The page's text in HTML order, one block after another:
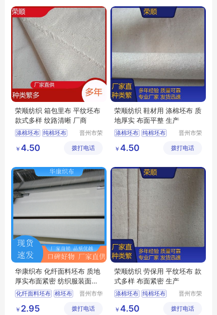
荣顺纺织 箱包里布 平纹坯布
款式多样 纹路清晰 厂商
涤棉坯布 纯棉坯布
平纹坯布
晋州市荣
限公司
￥ 4.50 拨打电话
荣顺纺织 鞋材用 涤棉坯布 质
地厚实 布面平整 生产
涤棉坯布 纯棉坯布
平纹坯布
晋州市荣
限公司
￥ 4.50 拨打电话
华康织布 化纤面料坯布 质地
厚实布面紧密 纺织服装面料
用 实力厂家
化纤面料坯布 棉坯布
精梳涤棉坯布
晋州市华
￥ 2.95 拨打电话
荣顺纺织 劳保用 平纹坯布 款
式多样 布面紧密 生产
涤棉坯布 纯棉坯布
平纹坯布
晋州市荣
限公司
￥ 4.50 拨打电话